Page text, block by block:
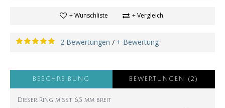
+ Wunschliste + Vergleich
2 Bewertungen / + Bewertung
BESCHREIBUNG BEWERTUNGEN (2)
Dieser Ring misst 6,5 mm breit